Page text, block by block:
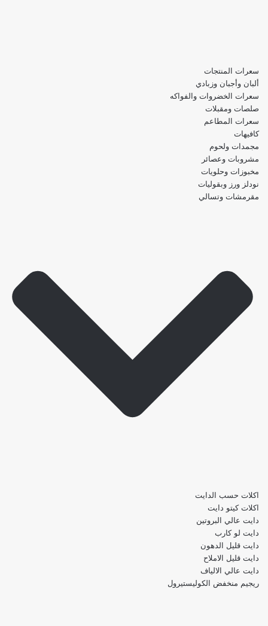
سعرات المنتجات
ألبان وأجبان وزبادي
سعرات الخضروات والفواكه
صلصات ومقبلات
سعرات المطاعم
كافيهات
مجمدات ولحوم
مشروبات وعصائر
مخبوزات وحلويات
نودلز ورز وبقوليات
مقرمشات وتسالي
اكلات حسب الدايت
اكلات كيتو دايت
دايت عالي البروتين
دايت لو كارب
دايت قليل الدهون
دايت قليل الاملاح
دايت عالي الالياف
ريجيم منخفض الكوليستيرول